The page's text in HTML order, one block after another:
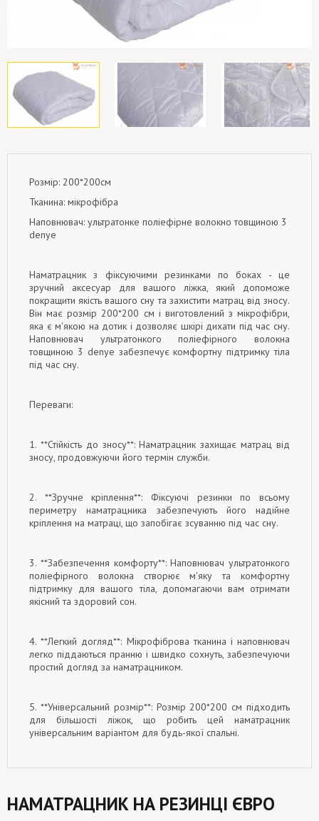
Розмір: 200*200см
Тканина: мікрофібра
Наповнювач: ультратонке поліефірне волокно товщиною 3
denye
Наматрацник з фіксуючими резинками по боках - це
зручний аксесуар для вашого ліжка, який допоможе
покращити якість вашого сну та захистити матрац від зносу.
Він має розмір 200*200 см і виготовлений з мікрофібри,
яка є м'якою на дотик і дозволяє шкірі дихати під час сну.
Наповнювач ультратонкого поліефірного волокна
товщиною 3 denye забезпечує комфортну підтримку тіла
під час сну.
Переваги:
1. **Стійкість до зносу**: Наматрацник захищає матрац від
зносу, продовжуючи його термін служби.
2. **Зручне кріплення**: Фіксуючі резинки по всьому
периметру наматрацника забезпечують його надійне
кріплення на матраці, що запобігає зсуванню під час сну.
3. **Забезпечення комфорту**: Наповнювач ультратонкого
поліефірного волокна створює м'яку та комфортну
підтримку для вашого тіла, допомагаючи вам отримати
якісний та здоровий сон.
4. **Легкий догляд**: Мікрофіброва тканина і наповнювач
легко піддаються пранню і швидко сохнуть, забезпечуючи
простий догляд за наматрацником.
5. **Універсальний розмір**: Розмір 200*200 см підходить
для більшості ліжок, що робить цей наматрацник
універсальним варіантом для будь-якої спальні.
НАМАТРАЦНИК НА РЕЗИНЦІ ЄВРО